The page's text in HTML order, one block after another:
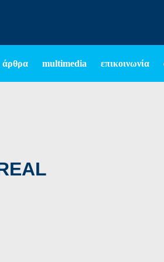
άρθρα multimedia επικοινωνία